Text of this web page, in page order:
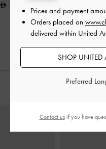
أسود 475.00
Prices and payment
Orders placed on
delivered within United
SHOP UNITED
Preferred
Contact usif you have